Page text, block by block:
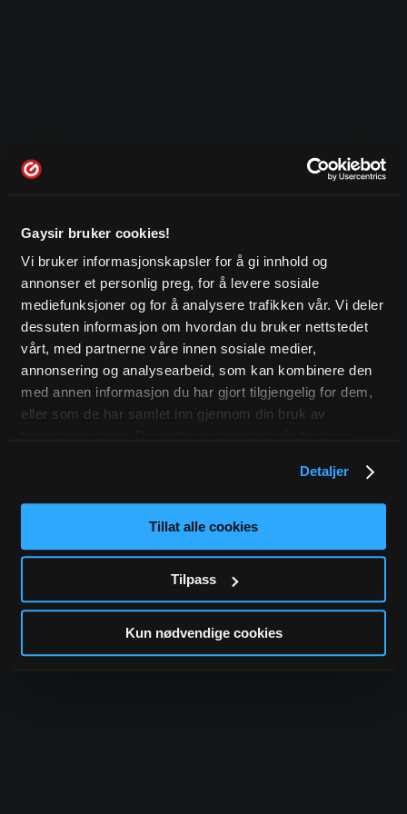
Gaysir bruker cookies!
Vi bruker informasjonskapsler for å gi innhold og
annonser et personlig preg, for å levere sosiale
mediefunksjoner og for å analysere trafikken vår. Vi deler
dessuten informasjon om hvordan du bruker nettstedet
vårt, med partnerne våre innen sosiale medier,
annonsering og analysearbeid, som kan kombinere den
med annen informasjon du har gjort tilgjengelig for dem,
eller som de har samlet inn gjennom din bruk av
Detaljer
Tillat alle cookies
Tilpass
Kun nødvendige cookies
Laster Gaysir...